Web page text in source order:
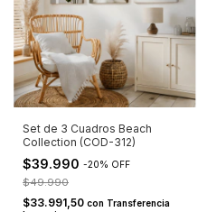
Set de 3 Cuadros Beach
Collection (COD-312)
$39.990 -20% OFF
$49.990
$33.991,50 con Transferencia